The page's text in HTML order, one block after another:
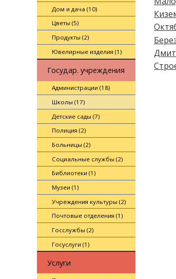
Дом и дача (10)
Цветы (5)
Продукты (2)
Ювелирные изделия (1)
Государ. учреждения
Администрации (18)
Школы (17)
Детские сады (7)
Полиция (2)
Больницы (2)
Социальные службы (2)
Библиотеки (1)
Музеи (1)
Учреждения культуры (2)
Почтовые отделения (1)
Госслужбы (2)
Госуслуги (1)
Услуги